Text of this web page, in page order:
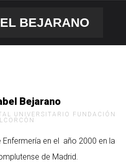
BEJARANO
Bejarano
UNIVERSITARIO FUNDACIÓN
en el año 2000 en la
de Madrid.